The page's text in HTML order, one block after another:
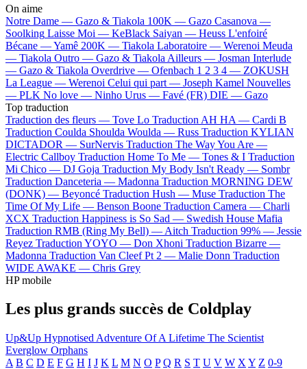
On aime
Notre Dame — Gazo & Tiakola 100K — Gazo Casanova —
Soolking Laisse Moi — KeBlack Saiyan — Heuss L'enfoiré
Bécane —Yamê 200K — Tiakola Laboratoire — Werenoi Meuda
— Tiakola Outro — Gazo & Tiakola Ailleurs — Josman Interlude
— Gazo & Tiakola Overdrive — Ofenbach 1 2 3 4 — ZOKUSH
La League — Werenoi Celui qui part — Joseph Kamel Nouvelles
— PLK No love — Ninho Urus — Favé (FR) DIE — Gazo
Top traduction
Traduction des fleurs — Tove Lo Traduction AH HA — Cardi B
Traduction Coulda Shoulda Woulda — Russ Traduction KYLIAN
DICTADOR — SurNervis Traduction The Way You Are —
Electric Callboy Traduction Home To Me — Tones & I Traduction
Mi Chico — DJ Goja Traduction My Body Isn't Ready — Sombr
Traduction Danceteria — Madonna Traduction MORNING DEW
(DONK) — Beyoncé Traduction Hush — Muse Traduction The
Time Of My Life — Benson Boone Traduction Camera — Charli
XCX Traduction Happiness is So Sad — Swedish House Mafia
Traduction RMB (Ring My Bell) — Aitch Traduction 99% — Jessie
Reyez Traduction YOYO — Don Xhoni Traduction Bizarre —
Madonna Traduction Van Cleef Pt 2 — Malie Donn Traduction
WIDE AWAKE — Chris Grey
HP mobile
Les plus grands succès de Coldplay
Up&Up Hypnotised Adventure Of A Lifetime The Scientist
Everglow Orphans
A B C D E F G H I J K L M N O P Q R S T U V W X Y Z 0-9